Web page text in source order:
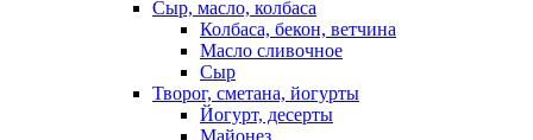
Сыр, масло, колбаса
Колбаса, бекон, ветчина
Масло сливочное
Сыр
Творог, сметана, йогурты
Йогурт, десерты